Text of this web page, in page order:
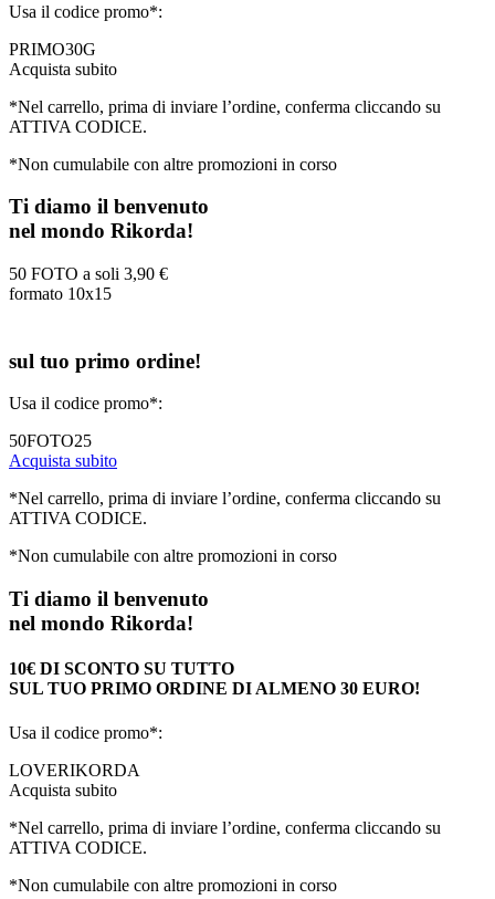
Usa il codice promo*:
PRIMO30G
Acquista subito
*Nel carrello, prima di inviare l’ordine, conferma cliccando su
ATTIVA CODICE.
*Non cumulabile con altre promozioni in corso
Ti diamo il benvenuto
nel mondo Rikorda!
50 FOTO a soli 3,90 €
formato 10x15
sul tuo primo ordine!
Usa il codice promo*:
50FOTO25
Acquista subito
*Nel carrello, prima di inviare l’ordine, conferma cliccando su
ATTIVA CODICE.
*Non cumulabile con altre promozioni in corso
Ti diamo il benvenuto
nel mondo Rikorda!
10€ DI SCONTO SU TUTTO
SUL TUO PRIMO ORDINE DI ALMENO 30 EURO!
Usa il codice promo*:
LOVERIKORDA
Acquista subito
*Nel carrello, prima di inviare l’ordine, conferma cliccando su
ATTIVA CODICE.
*Non cumulabile con altre promozioni in corso